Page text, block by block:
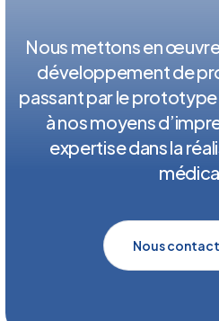
Nous mettons en
développement de
passant par le
à nos moyens
expertise dans la
Nous